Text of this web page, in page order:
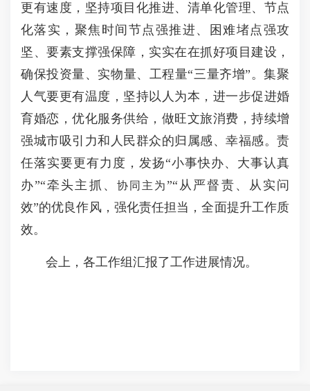
更有速度，坚持项目化推进、清单化管理、节点
化落实，聚焦时间节点强推进、困难堵点强攻
坚、要素支撑强保障，实实在在抓好项目建设，
确保投资量、实物量、工程量“三量齐增”。集聚
人气要更有温度，坚持以人为本，进一步促进婚
育婚恋，优化服务供给，做旺文旅消费，持续增
强城市吸引力和人民群众的归属感、幸福感。责
任落实要更有力度，发扬“小事快办、大事认真
办”“牵头主抓、
协同主为”“从严督责、从实问
效”的优良作风，强化责任担当，全面提升工作质
效。
会上，各工作组汇报了工作进展情况。